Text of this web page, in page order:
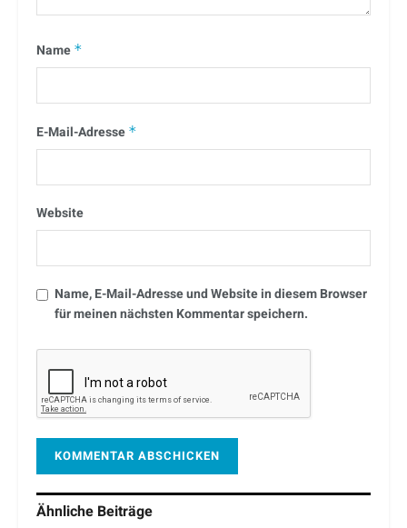
Name *
E-Mail-Adresse *
Website
Name, E-Mail-Adresse und Website in diesem Browser
für meinen nächsten Kommentar speichern.
Ähnliche Beiträge